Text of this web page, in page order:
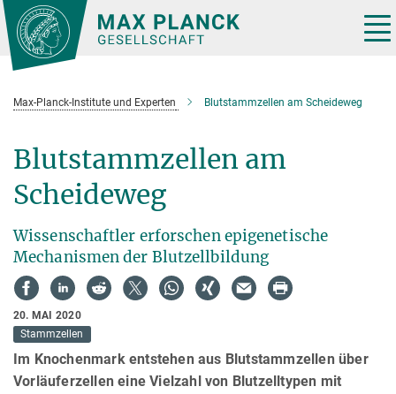
Hauptinhalt
Max-Planck-Institute und Experten Blutstammzellen am Scheideweg
Blutstammzellen am
Scheideweg
Wissenschaftler erforschen epigenetische
Mechanismen der Blutzellbildung
20. MAI 2020
Stammzellen
Im Knochenmark entstehen aus Blutstammzellen über
Vorläuferzellen eine Vielzahl von Blutzelltypen mit